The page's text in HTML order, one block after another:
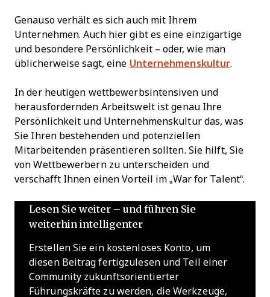
Genauso verhält es sich auch mit Ihrem
Unternehmen. Auch hier gibt es eine einzigartige
und besondere Persönlichkeit – oder, wie man
üblicherweise sagt, eine Unternehmenskultur.
In der heutigen wettbewerbsintensiven und
herausfordernden Arbeitswelt ist genau Ihre
Persönlichkeit und Unternehmenskultur das, was
Sie Ihren bestehenden und potenziellen
Mitarbeitenden präsentieren sollten. Sie hilft, Sie
von Wettbewerbern zu unterscheiden und
verschafft Ihnen einen Vorteil im „War for Talent“.
Lesen Sie weiter – und führen Sie
weiterhin intelligenter
Erstellen Sie ein kostenloses Konto, um
diesen Beitrag fertigzulesen und Teil einer
Community zukunftsorientierter
Führungskräfte zu werden, die Werkzeuge,